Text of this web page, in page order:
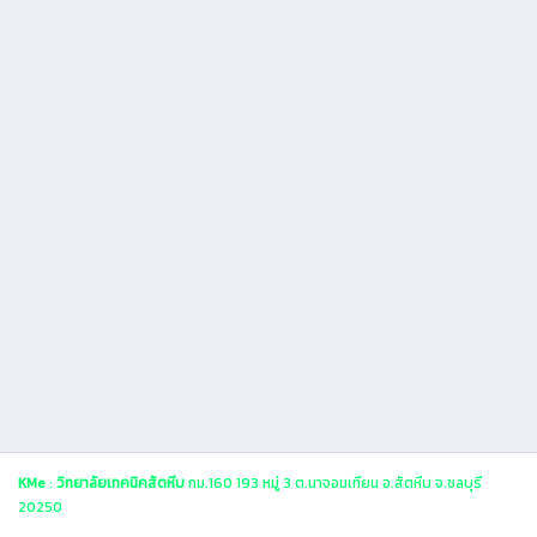
KMe: วิทยาลัยเทคนิคสัตหีบกม.160 193 หมู่ 3 ต.นาจอมเทียน อ.สัตหีบ จ.ชลบุรี
20250